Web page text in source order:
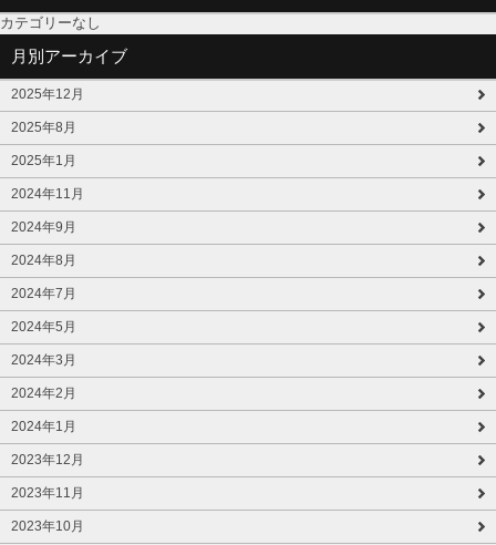
カテゴリーなし
月別アーカイブ
2025年12月
2025年8月
2025年1月
2024年11月
2024年9月
2024年8月
2024年7月
2024年5月
2024年3月
2024年2月
2024年1月
2023年12月
2023年11月
2023年10月